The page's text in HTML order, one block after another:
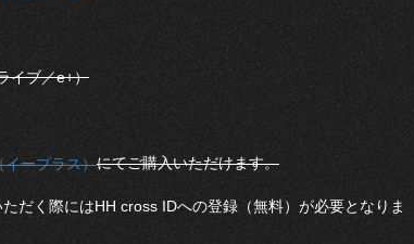
イブ／e+）
イープラス）にてご購入いただけます。
だく際にはHH cross IDへの登録（無料）が必要となりま